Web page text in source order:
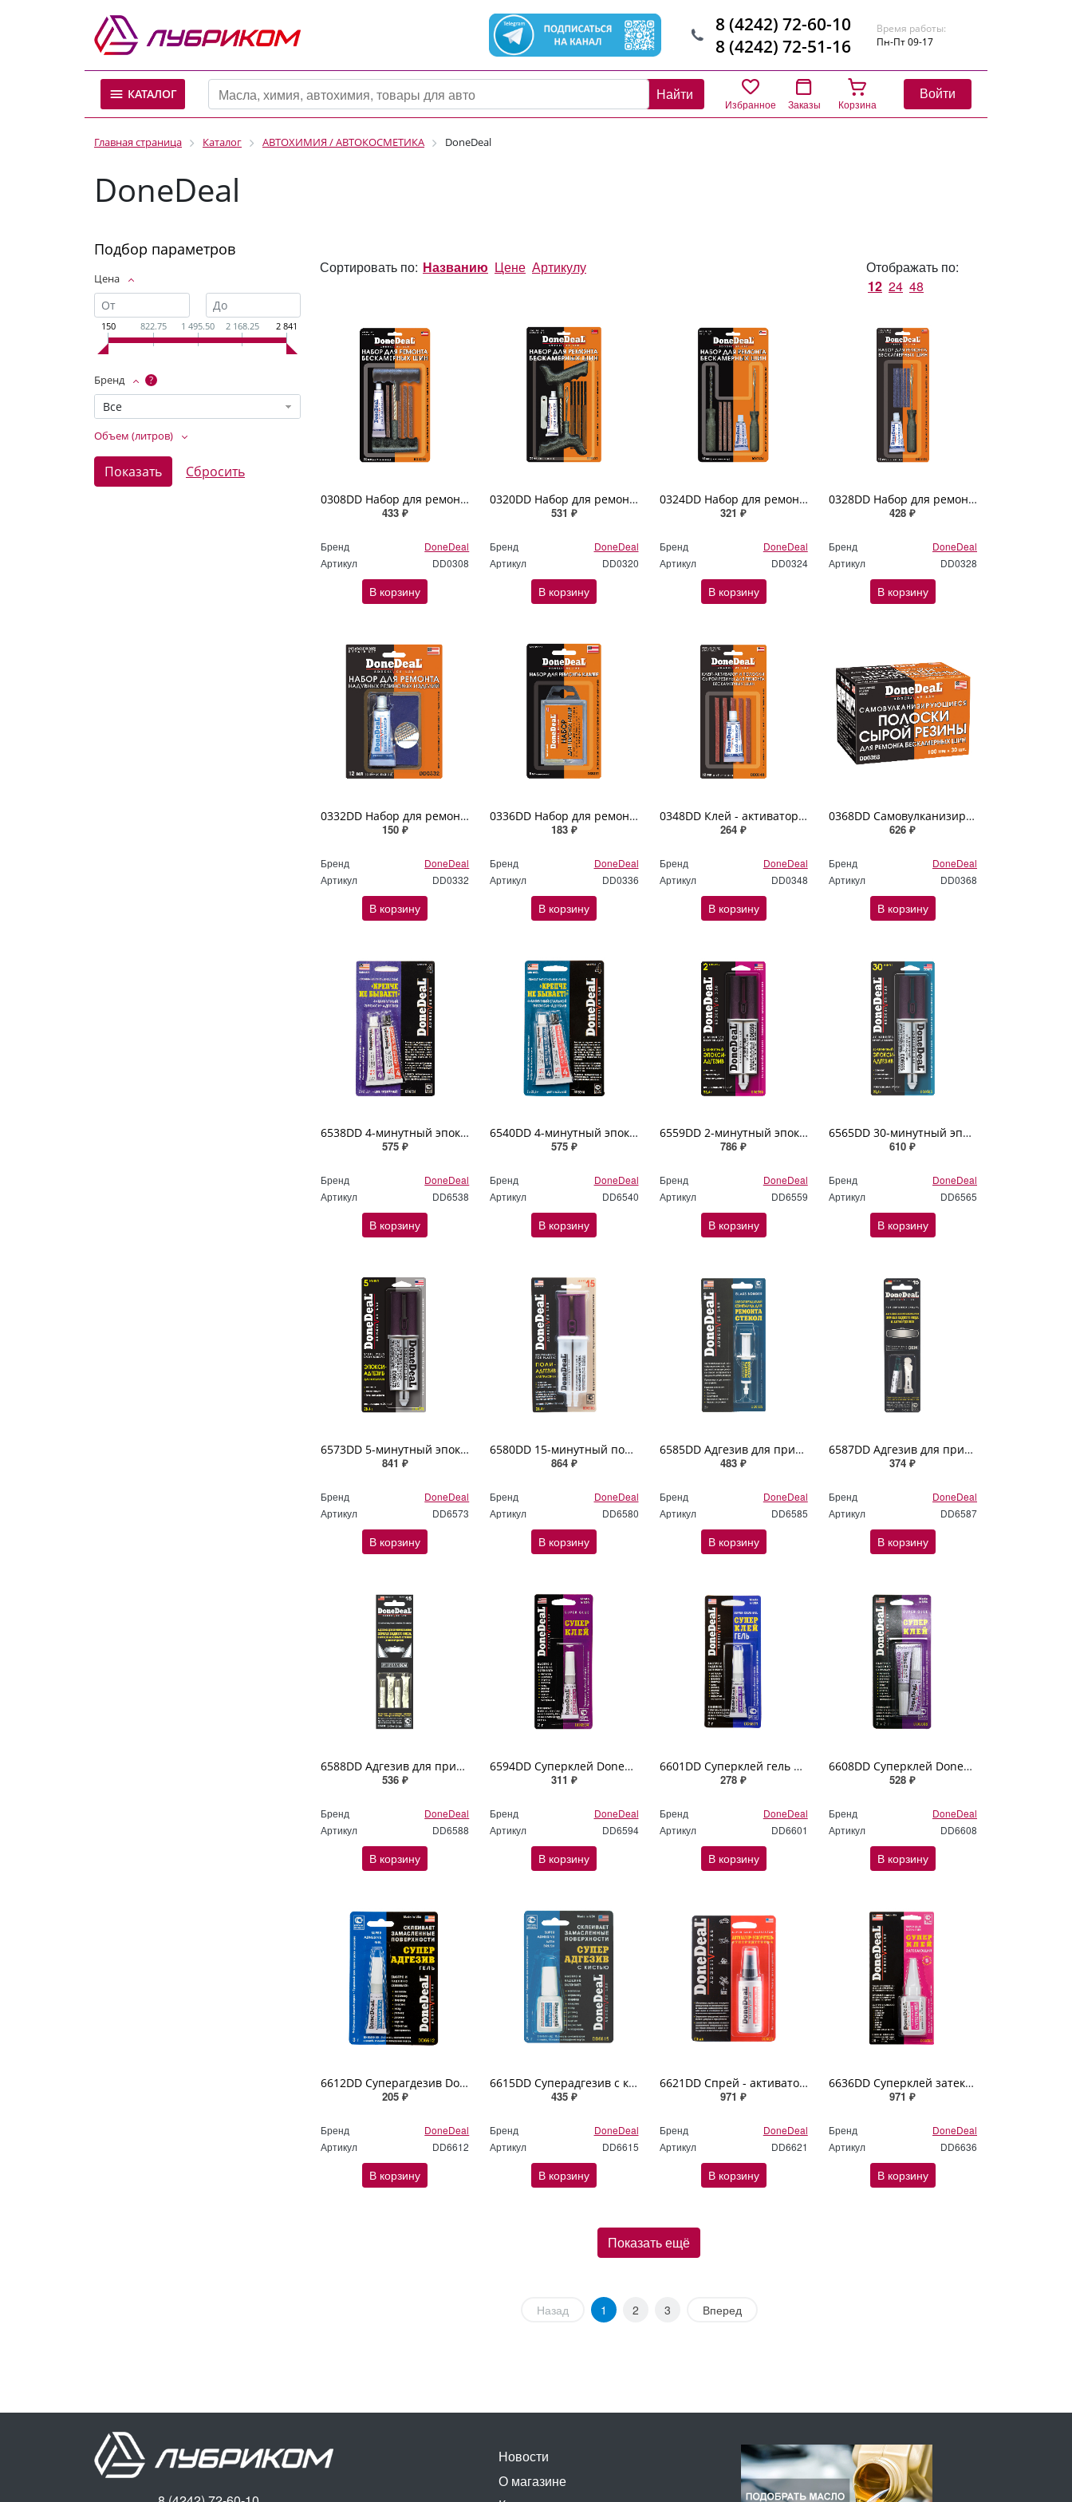
8 (4242) 72-60-10
8 (4242) 72-51-16
Время работы:
Пн-Пт 09-17
КАТАЛОГ Найти
Избранное Заказы Корзина
Войти
Главная страница Каталог АВТОХИМИЯ / АВТОКОСМЕТИКА DoneDeal
DoneDeal
Подбор параметров
Цена
150 822.75 1 495.50 2 168.25 2 841
Бренд ?
Все
Объем (литров)
Сортировать по: Названию Цене Артикулу
Отображать по:
12 24 48
0308DD Набор для ремонта бескамерных шин DoneDeal
433 ₽
Бренд
DoneDeal
Артикул
DD0308
В корзину
0320DD Набор для ремонта бескамерных шин DoneDeal
531 ₽
Бренд
DoneDeal
Артикул
DD0320
В корзину
0324DD Набор для ремонта бескамерных шин DoneDeal
321 ₽
Бренд
DoneDeal
Артикул
DD0324
В корзину
0328DD Набор для ремонта бескамерных шин DoneDeal
428 ₽
Бренд
DoneDeal
Артикул
DD0328
В корзину
0332DD Набор для ремонта камер DoneDeal
150 ₽
Бренд
DoneDeal
Артикул
DD0332
В корзину
0336DD Набор для ремонта камер DoneDeal
183 ₽
Бренд
DoneDeal
Артикул
DD0336
В корзину
0348DD Клей - активатор и полоски сырой резины для ремонта бескамерных шин DoneDeal
264 ₽
Бренд
DoneDeal
Артикул
DD0348
В корзину
0368DD Самовулканизирующиеся резиновые жгуты для ремонта шин DoneDeal 30шт х 100мм
626 ₽
Бренд
DoneDeal
Артикул
DD0368
В корзину
6538DD 4-минутный эпокси-адгезив "Крепче не бывает!" (цвет: прозрачный) DoneDeal 2х21,3гр
575 ₽
Бренд
DoneDeal
Артикул
DD6538
В корзину
6540DD 4-минутный эпокси-адгезив "Крепче не бывает!" (цвет стальной) DoneDeal 2х28,4гр
575 ₽
Бренд
DoneDeal
Артикул
DD6540
В корзину
6559DD 2-минутный эпокси-адгезив (цвет прозрачный) DoneDeal 28,4гр
786 ₽
Бренд
DoneDeal
Артикул
DD6559
В корзину
6565DD 30-минутный эпокси-адгезив (цвет прозрачный) DoneDeal 28,4гр
610 ₽
Бренд
DoneDeal
Артикул
DD6565
В корзину
6573DD 5-минутный эпокси-адгезив для металлов (цвет серый) DoneDeal 28,4гр
841 ₽
Бренд
DoneDeal
Артикул
DD6573
В корзину
6580DD 15-минутный полиадгезив для пластика (цвет бежевый) DoneDeal 28,4гр
864 ₽
Бренд
DoneDeal
Артикул
DD6580
В корзину
6585DD Адгезив для приклеивания стекла DoneDeal 3мл
483 ₽
Бренд
DoneDeal
Артикул
DD6585
В корзину
6587DD Адгезив для приклеивания зеркал заднего вида и автоотделки DoneDeal 2x3мл
374 ₽
Бренд
DoneDeal
Артикул
DD6587
В корзину
6588DD Адгезив для приклеивания зеркал заднего вида и автоотделки двойная упаковка DoneDeal 4x3мл
536 ₽
Бренд
DoneDeal
Артикул
DD6588
В корзину
6594DD Суперклей DoneDeal 2гр
311 ₽
Бренд
DoneDeal
Артикул
DD6594
В корзину
6601DD Суперклей гель DoneDeal 2гр
278 ₽
Бренд
DoneDeal
Артикул
DD6601
В корзину
6608DD Суперклей DoneDeal 2х2гр
528 ₽
Бренд
DoneDeal
Артикул
DD6608
В корзину
6612DD Суперагдезив DoneDeal 2гр
205 ₽
Бренд
DoneDeal
Артикул
DD6612
В корзину
6615DD Суперадгезив с кистью DoneDeal 5гр
435 ₽
Бренд
DoneDeal
Артикул
DD6615
В корзину
6621DD Спрей - активатор для суперадгезивов DoneDeal 60мл
971 ₽
Бренд
DoneDeal
Артикул
DD6621
В корзину
6636DD Суперклей затекающий DoneDeal 30гр
971 ₽
Бренд
DoneDeal
Артикул
DD6636
В корзину
Показать ещё
Назад 1 2 3 Вперед
Новости
О магазине